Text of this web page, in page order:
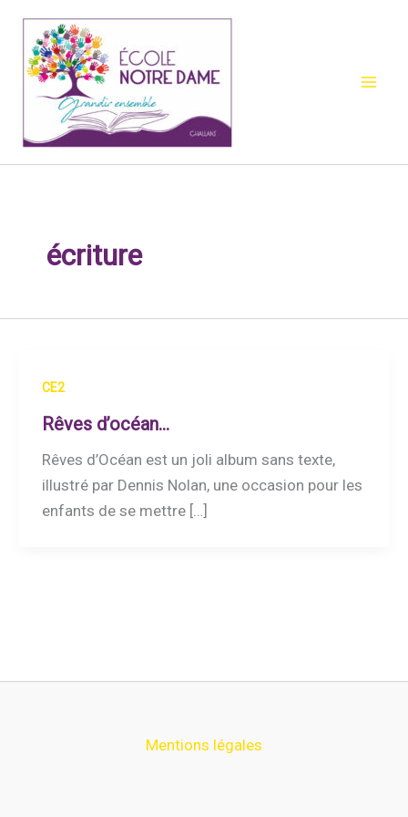
contenu
écriture
CE2
Rêves d’océan…
Rêves d’Océan est un joli album sans texte,
illustré par Dennis Nolan, une occasion pour les
enfants de se mettre […]
Mentions légales